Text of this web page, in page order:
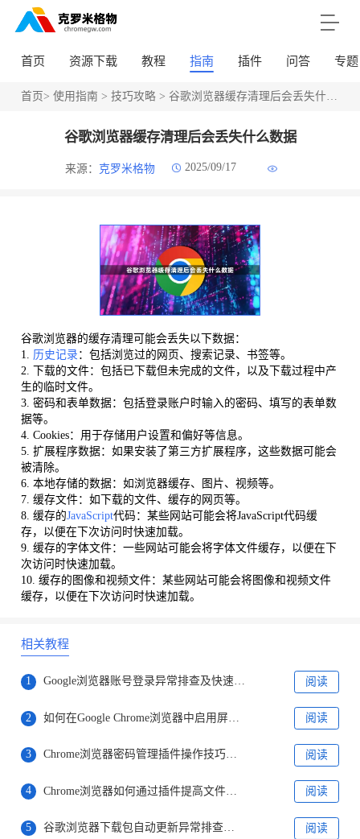
首页 资源下载 教程 指南 插件 问答 专题
首页> 使用指南 > 技巧攻略> 谷歌浏览器缓存清理后会丢失什么数据
谷歌浏览器缓存清理后会丢失什么数据
来源： 克罗米格物 2025/09/17
谷歌浏览器的缓存清理可能会丢失以下数据：
1. 历史记录 ：包括浏览过的网页、搜索记录、书签等。
2. 下载的文件：包括已下载但未完成的文件，以及下载过程中产
生的临时文件。
3. 密码和表单数据：包括登录账户时输入的密码、填写的表单数
据等。
4. Cookies：用于存储用户设置和偏好等信息。
5. 扩展程序数据：如果安装了第三方扩展程序，这些数据可能会
被清除。
6. 本地存储的数据：如浏览器缓存、图片、视频等。
7. 缓存文件：如下载的文件、缓存的网页等。
8. 缓存的JavaScript代码：某些网站可能会将JavaScript代码缓
存，以便在下次访问时快速加载。
9. 缓存的字体文件：一些网站可能会将字体文件缓存，以便在下
次访问时快速加载。
10. 缓存的图像和视频文件：某些网站可能会将图像和视频文件
缓存，以便在下次访问时快速加载。
相关教程
1 Google浏览器账号登录异常排查及快速修复方法 阅读
2 阅读
3 Chrome浏览器密码管理插件操作技巧分享 阅读
4 Chrome浏览器如何通过插件提高文件下载速度 阅读
5 谷歌浏览器下载包自动更新异常排查方法 阅读